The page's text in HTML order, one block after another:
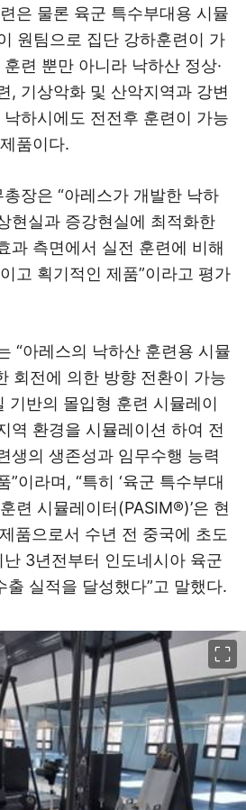
은 물론 육군 특수부대용 시뮬
원팀으로 집단 강하훈련이 가
련 뿐만 아니라 낙하산 정상·
, 기상악화 및 산악지역과 강변
하시에도 전전후 훈련이 가능
품이다.
장은 “아레스가 개발한 낙하
현실과 증강현실에 최적화한
과 측면에서 실전 훈련에 비해
고 획기적인 제품”이라고 평가
“아레스의 낙하산 훈련용 시뮬
회전에 의한 방향 전환이 가능
기반의 몰입형 훈련 시뮬레이
역 환경을 시뮬레이션 하여 전
생의 생존성과 임무수행 능력
”이라며, “특히 ‘육군 특수부대
련 시뮬레이터(PASIM®)’은 현
품으로서 수년 전 중국에 초도
3년전부터 인도네시아 육군
실적을 달성했다”고 말했다.